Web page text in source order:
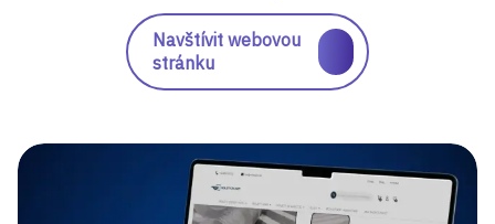
Navštívit webovou
stránku